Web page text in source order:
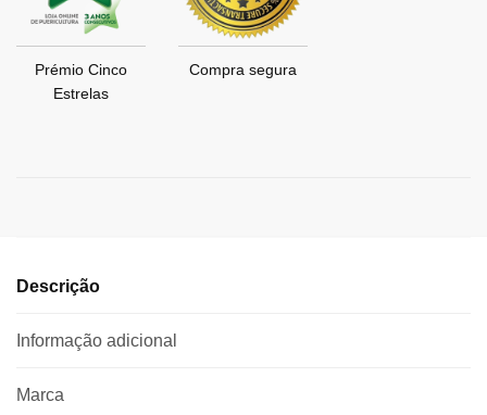
Prémio Cinco
Estrelas
Compra segura
Descrição
Informação adicional
Marca